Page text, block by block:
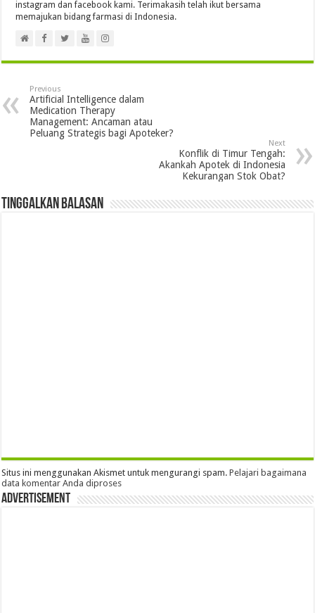
instagram dan facebook kami. Terimakasih telah ikut bersama
memajukan bidang farmasi di Indonesia.
Previous
Artificial Intelligence dalam
Medication Therapy
Management: Ancaman atau
Peluang Strategis bagi Apoteker?
Next
Konflik di Timur Tengah:
Akankah Apotek di Indonesia
Kekurangan Stok Obat?
Tinggalkan Balasan
Situs ini menggunakan Akismet untuk mengurangi spam.Pelajari bagaimana
data komentar Anda diproses
Advertisement